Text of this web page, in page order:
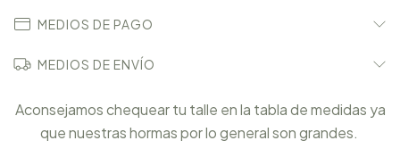
MEDIOS DE PAGO
MEDIOS DE ENVÍO
Aconsejamos chequear tu talle en la tabla de medidas ya
que nuestras hormas por lo general son grandes.